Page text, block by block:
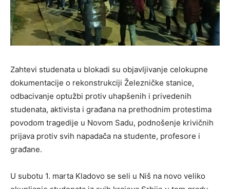
Zahtevi studenata u blokadi su objavljivanje celokupne
dokumentacije o rekonstrukciji Železničke stanice,
odbacivanje optužbi protiv uhapšenih i privedenih
studenata, aktivista i građana na prethodnim protestima
povodom tragedije u Novom Sadu, podnošenje krivičnih
prijava protiv svih napadača na studente, profesore i
građane.
U subotu 1. marta Kladovo se seli u Niš na novo veliko